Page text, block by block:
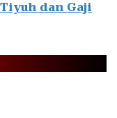
dan Gaji